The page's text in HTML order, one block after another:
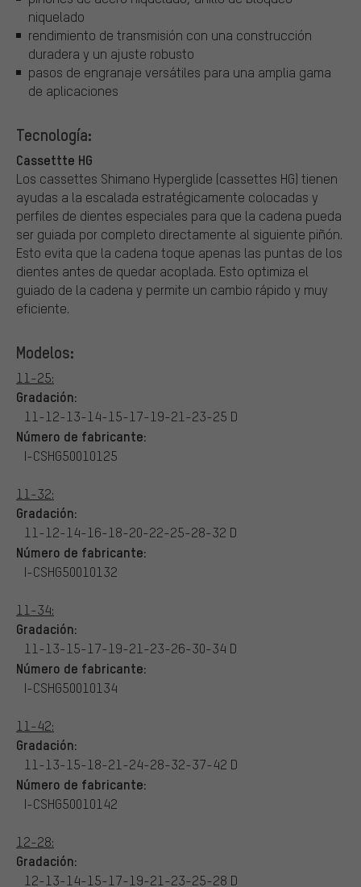
niquelado
rendimiento de transmisión con una construcción
duradera y un ajuste robusto
pasos de engranaje versátiles para una amplia gama
de aplicaciones
Tecnología:
Cassettte HG
Los cassettes Shimano Hyperglide (cassettes HG) tienen
ayudas a la escalada estratégicamente colocadas y
perfiles de dientes especiales para que la cadena pueda
ser guiada por completo directamente al siguiente piñón.
Esto evita que la cadena toque apenas las puntas de los
dientes antes de quedar acoplada. Esto optimiza el
guiado de la cadena y permite un cambio rápido y muy
eficiente.
Modelos:
11-25:
Gradación:
11-12-13-14-15-17-19-21-23-25 D
Número de fabricante:
I-CSHG50010125
11-32:
Gradación:
11-12-14-16-18-20-22-25-28-32 D
Número de fabricante:
I-CSHG50010132
11-34:
Gradación:
11-13-15-17-19-21-23-26-30-34 D
Número de fabricante:
I-CSHG50010134
11-42:
Gradación:
11-13-15-18-21-24-28-32-37-42 D
Número de fabricante:
I-CSHG50010142
12-28:
Gradación:
12-13-14-15-17-19-21-23-25-28 D